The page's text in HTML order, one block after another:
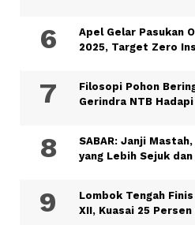
Apel Gelar Pasukan
2025, Target Zero
Filosopi Pohon
Gerindra NTB
SABAR: Janji
yang Lebih Sejuk
Lombok Tengah Finis
XII, Kuasai 25